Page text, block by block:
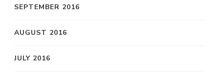
SEPTEMBER 2016
AUGUST 2016
JULY 2016